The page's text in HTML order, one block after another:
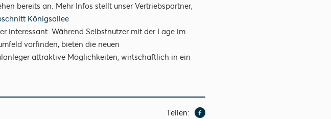
bereits an. Mehr Infos stellt unser Vertriebspartner,
Königsallee
interessant. Während Selbstnutzer mit der Lage im
vorfinden, bieten die neuen
attraktive Möglichkeiten, wirtschaftlich in ein
Teilen: